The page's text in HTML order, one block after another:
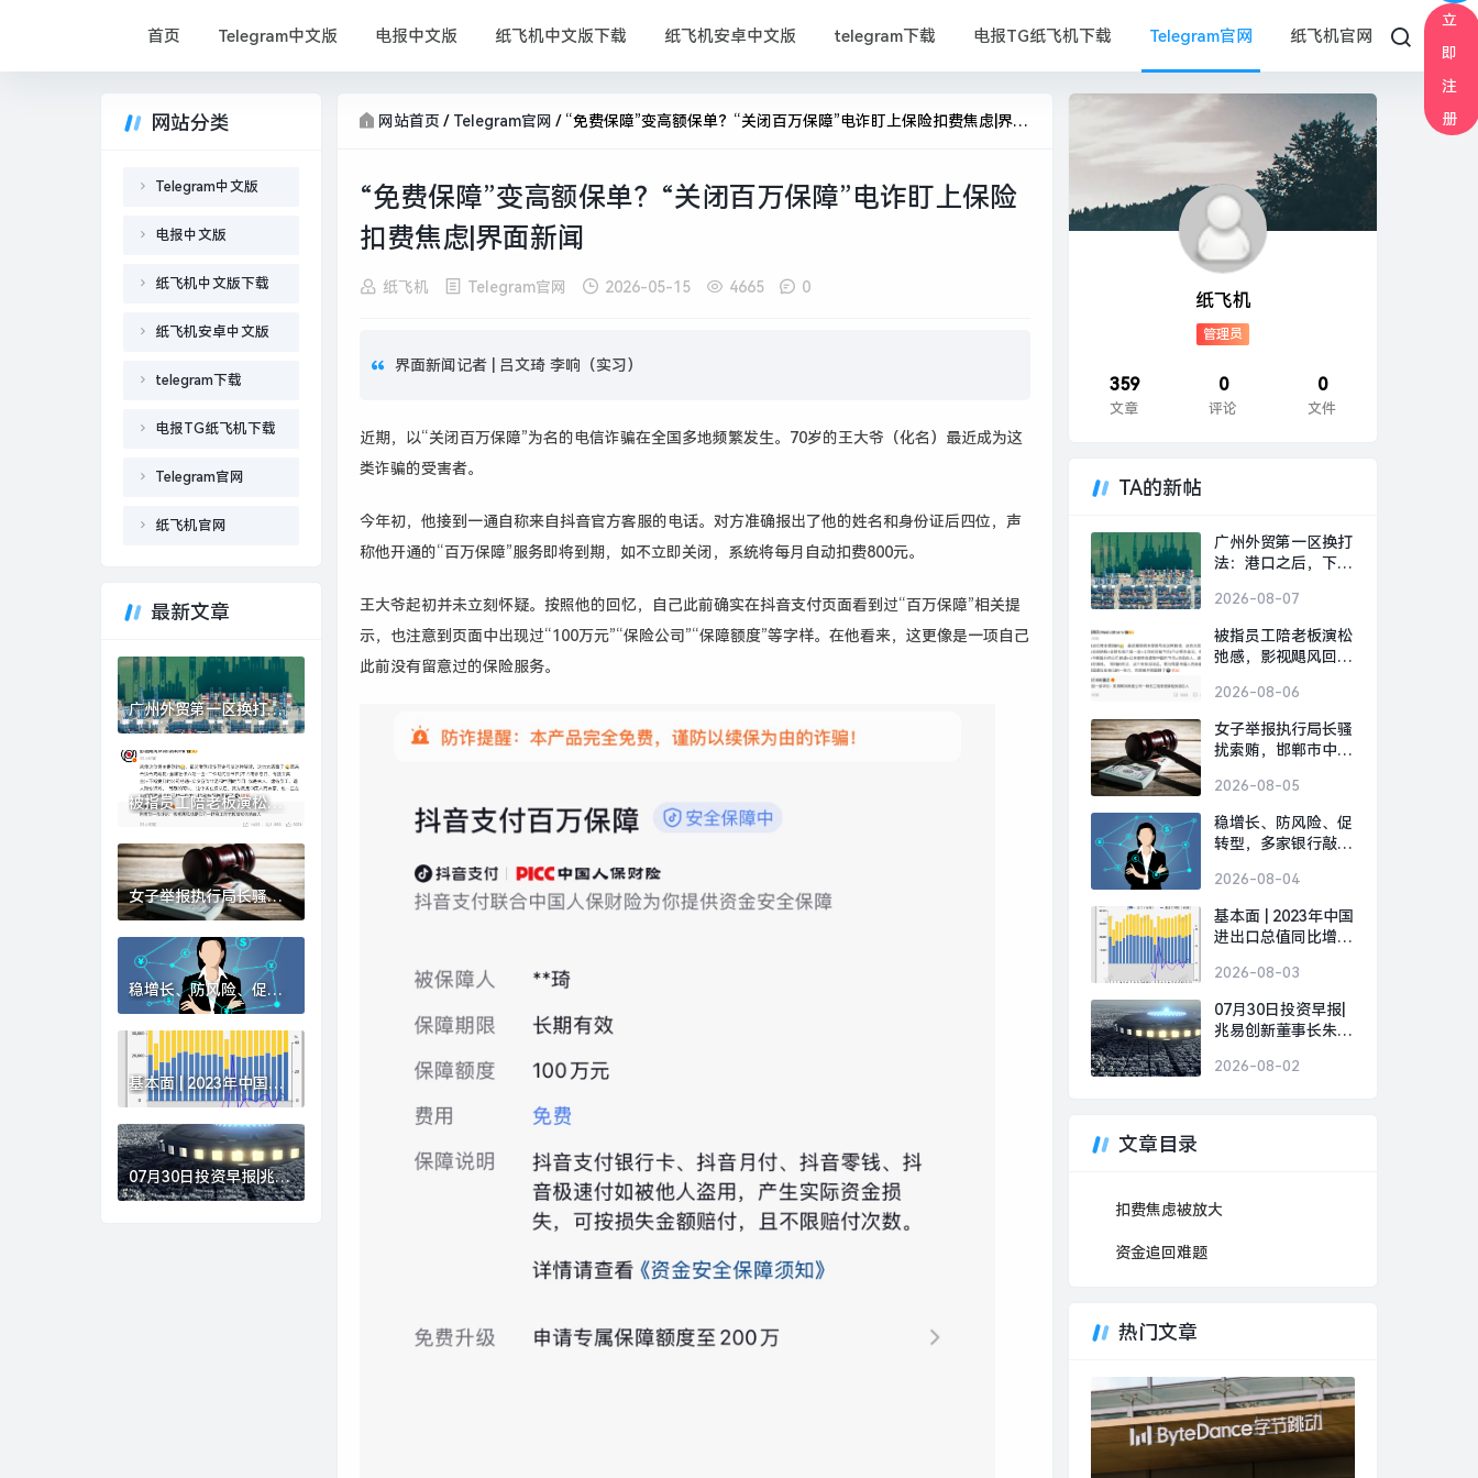
首页 Telegram中文版 电报中文版 纸飞机中文版下载 纸飞机安卓中文版 telegram下载 电报TG纸飞机下载 Telegram官网 纸飞机官网
立
即
注
册
网站首页 / Telegram官网 / “免费保障”变高额保单？“关闭百万保障”电诈盯上保险扣费焦虑|界面新闻
“免费保障”变高额保单？“关闭百万保障”电诈盯上保险
扣费焦虑|界面新闻
纸飞机 Telegram官网 2026-05-15 4665 0
界面新闻记者 | 吕文琦 李响（实习）
近期，以“关闭百万保障”为名的电信诈骗在全国多地频繁发生。70岁的王大爷（化名）最近成为这
类诈骗的受害者。
今年初，他接到一通自称来自抖音官方客服的电话。对方准确报出了他的姓名和身份证后四位，声
称他开通的“百万保障”服务即将到期，如不立即关闭，系统将每月自动扣费800元。
王大爷起初并未立刻怀疑。按照他的回忆，自己此前确实在抖音支付页面看到过“百万保障”相关提
示，也注意到页面中出现过“100万元”“保险公司”“保障额度”等字样。在他看来，这更像是一项自己
此前没有留意过的保险服务。
网站分类
Telegram中文版
电报中文版
纸飞机中文版下载
纸飞机安卓中文版
telegram下载
电报TG纸飞机下载
Telegram官网
纸飞机官网
最新文章
广州外贸第一区换打
法：港口之后，下一张
牌是什么？|界面新闻
被指员工陪老板演松弛
感，影视飓风回应：营
销号解读太恶毒|界面新
闻 · 科技
女子举报执行局长骚扰
索贿，邯郸市中院：录
音属实，涉事局长被停
职|界面新闻 · 中国
稳增长、防风险、促转
型，多家银行敲定下半
年经营“路线图”|界面新
闻
基本面 | 2023年中国进
出口总值同比增长
0.2%，12月增速创8个
月新高|界面新闻
07月30日投资早报|兆易
创新董事长朱一明提议
纸飞机
管理员
359
文章
0
评论
0
文件
TA的新帖
广州外贸第一区换打
法：港口之后，下一
新闻
2026-08-07
被指员工陪老板演松
弛感，影视飓风回
毒|界面新闻 · 科技
2026-08-06
女子举报执行局长骚
扰索贿，邯郸市中
局长被停职|界面新
闻 · 中国
2026-08-05
稳增长、防风险、促
转型，多家银行敲定
界面新闻
2026-08-04
基本面 | 2023年中国
进出口总值同比增长
个月新高|界面新闻
2026-08-03
07月30日投资早报|
兆易创新董事长朱一
亿元A股股份，天智
2026-08-02
文章目录
扣费焦虑被放大
资金追回难题
热门文章